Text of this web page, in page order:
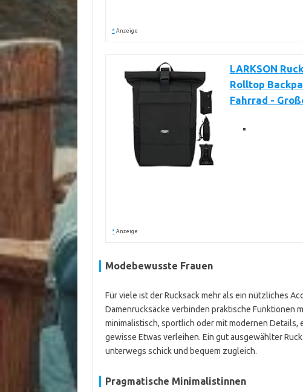
* Anzeige
LARKSON
Rolltop
Fahrrad -
* Anzeige
Modebewusste Frauen
Für viele ist der Rucksack mehr als ein nützliches
Damenrucksäcke verbinden praktische Funktionen
minimalistisch, sportlich oder mit modernen
gewisse Etwas verleihen. Ein gut ausgewählter
unterwegs schick und bequem zugleich.
Pragmatische Minimalistinnen